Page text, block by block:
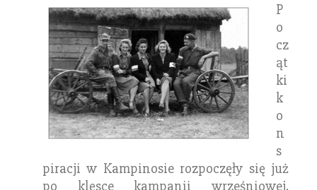
P
o
cz
ąt
ki
k
o
n
s
piracji w Kampinosie rozpoczęły się już
po klęsce kampanii wrześniowej.